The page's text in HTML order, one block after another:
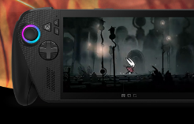
de
sur
un